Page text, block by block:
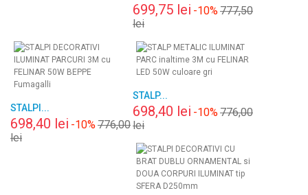
699,75 lei -10%777,50
lei
STALPI...
698,40 lei -10%776,00
lei
STALP...
698,40 lei -10%776,00
lei